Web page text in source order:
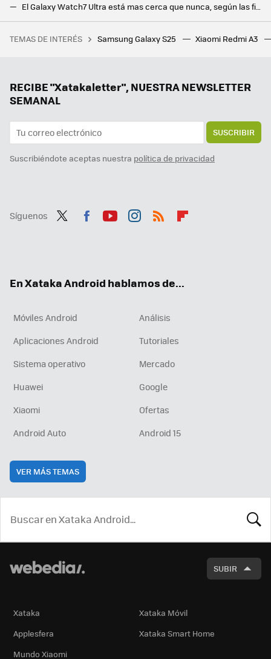
El Galaxy Watch7 Ultra está mas cerca que nunca, según las filtraciones más recientes
28 autoras para informarse y reflexionar sobre videojuegos
TEMAS DE INTERÉS Samsung Galaxy S25 Xiaomi Redmi A3
RECIBE "Xatakaletter", NUESTRA NEWSLETTER
SEMANAL
SUSCRIBIR
Suscribiéndote aceptas nuestra política de privacidad
Síguenos
En Xataka Android hablamos de...
Móviles Android
Análisis
Aplicaciones Android
Tutoriales
Sistema operativo
Mercado
Huawei
Google
Xiaomi
Ofertas
Android Auto
Android 15
VER MÁS TEMAS
SUBIR
Xataka
Xataka Móvil
Applesfera
Xataka Smart Home
Mundo Xiaomi